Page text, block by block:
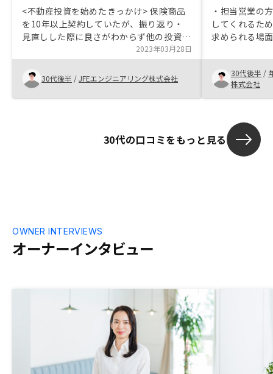
<不動産投資を始めたきっかけ> 保険商品
を10年以上契約していたが、振り返り・
見直しした際に良さがわからず他の投資商
品を探して <購入を決めたきっかけ> 担当
営業の方が不安点・疑問点に迅速かつ的確
な対応で圧倒的に安心感がある所。 余計
な話や無理な営業は無く、分かりやすい説
明でスムーズに取引が行える所。
2023年03月28日
30代後半 /JFEエンジニアリング株式会社
・担当営業の
してくれるた
求められる場
ルが高く、一
迷う暇がない
り添いながら
良いと感じて
30代後半 /
株式会社
30代の口コミをもっと見る
オーナーインタビュー
OWNER INTERVIEWS